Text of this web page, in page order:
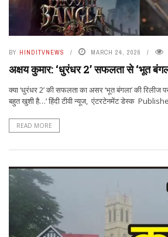
BY HINDITVNEWS MARCH 24, 2026
अक्षय कुमार: ‘धुरंधर 2’ सफलता से ‘भूत
क्या ‘धुरंधर 2’ की सफलता का असर ‘भूत बंगला’ की रिलीज
बहुत खुशी है…’ हिंदी टीवी न्यूज, एंटरटेनमेंट डेस्क
READ MORE